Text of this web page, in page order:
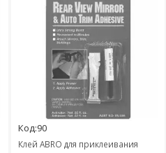
Код:90
Клей ABRO для приклеивания